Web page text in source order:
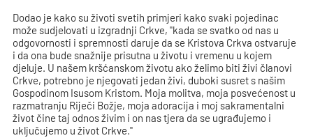
Dodao je kako su životi svetih primjeri kako svaki pojedinac
može sudjelovati u izgradnji Crkve, "kada se svatko od nas u
odgovornosti i spremnosti daruje da se Kristova Crkva ostvaruje
i da ona bude snažnije prisutna u životu i vremenu u kojem
djeluje. U našem kršćanskom životu ako želimo biti živi članovi
Crkve, potrebno je njegovati jedan živi, duboki susret s našim
Gospodinom Isusom Kristom. Moja molitva, moja posvećenost u
razmatranju Riječi Božje, moja adoracija i moj sakramentalni
život čine taj odnos živim i on nas tjera da se ugrađujemo i
uključujemo u život Crkve."